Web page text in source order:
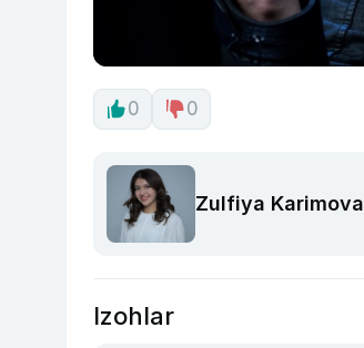
0 0
Zulfiya Karimova
Izohlar